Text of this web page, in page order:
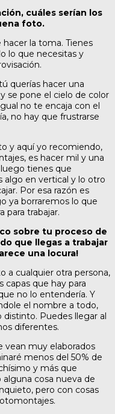
cuáles serían los
foto.
la toma. Tienes
lo que necesitas y
querías hacer una
se pone el cielo de color
no te encaja con el
no hay que frustrarse
y aquí yo recomiendo,
es hacer mil y una
tienes que
algo en vertical y lo otro
Por esa razón es
ya borraremos lo que
para trabajar.
sobre tu proceso de
que llegas a trabajar
una locura!
a cualquier otra persona,
capas que hay para
no lo entendería. Y
el nombre a todo,
Puedes llegar al
diferentes.
vean muy elaborados
menos del 50% de
y más que
cosa nueva de
pero con cosas